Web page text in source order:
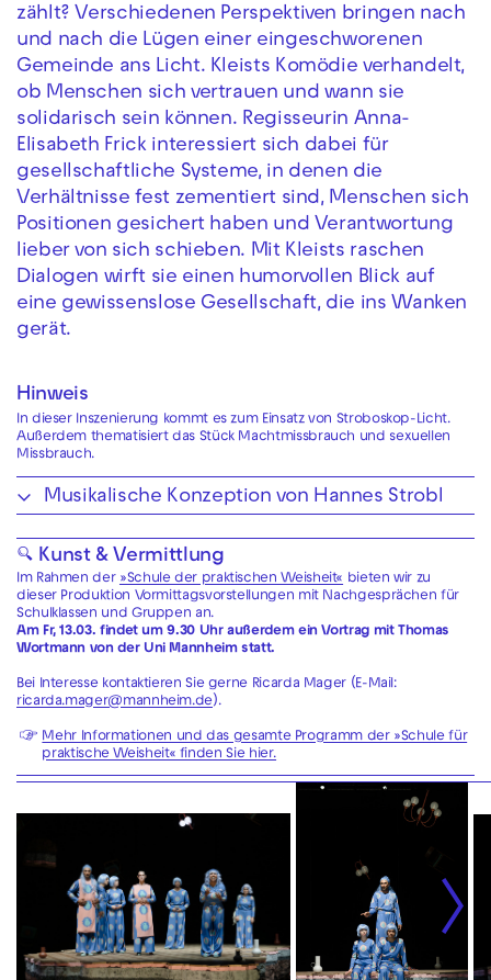
zählt? Verschiedenen Perspektiven bringen nach
und nach die Lügen einer eingeschworenen
Gemeinde ans Licht. Kleists Komödie verhandelt,
ob Menschen sich vertrauen und wann sie
solidarisch sein können. Regisseurin Anna-
Elisabeth Frick interessiert sich dabei für
gesellschaftliche Systeme, in denen die
Verhältnisse fest zementiert sind, Menschen sich
Positionen gesichert haben und Verantwortung
lieber von sich schieben. Mit Kleists raschen
Dialogen wirft sie einen humorvollen Blick auf
eine gewissenslose Gesellschaft, die ins Wanken
gerät.
Hinweis
In dieser Inszenierung kommt es zum Einsatz von Stroboskop-Licht.
Außerdem thematisiert das Stück Machtmissbrauch und sexuellen
Missbrauch.
Musikalische Konzeption von Hannes Strobl
🔍 Kunst & Vermittlung
Im Rahmen der »Schule der praktischen Weisheit« bieten wir zu
dieser Produktion Vormittagsvorstellungen mit Nachgesprächen für
Schulklassen und Gruppen an.
Am Fr, 13.03. findet um 9.30 Uhr außerdem ein Vortrag mit Thomas
Wortmann von der Uni Mannheim statt.
Bei Interesse kontaktieren Sie gerne Ricarda Mager (E-Mail:
ricarda.mager@mannheim.de).
Mehr Informationen und das gesamte Programm der »Schule für
praktische Weisheit« finden Sie hier.